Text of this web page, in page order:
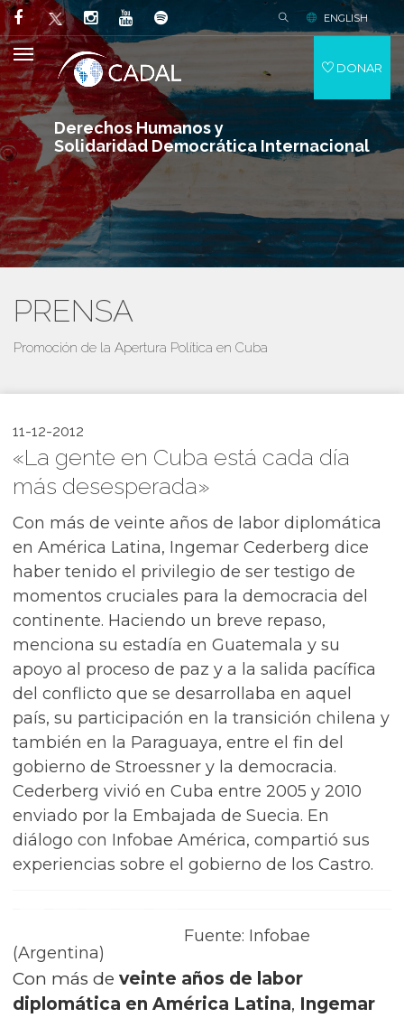
Derechos Humanos y
Solidaridad Democrática Internacional
ENGLISH
DONAR
PRENSA
Promoción de la Apertura Política en Cuba
11-12-2012
«La gente en Cuba está cada día
más desesperada»
Con más de veinte años de labor diplomática
en América Latina, Ingemar Cederberg dice
haber tenido el privilegio de ser testigo de
momentos cruciales para la democracia del
continente. Haciendo un breve repaso,
menciona su estadía en Guatemala y su
apoyo al proceso de paz y a la salida pacífica
del conflicto que se desarrollaba en aquel
país, su participación en la transición chilena y
también en la Paraguaya, entre el fin del
gobierno de Stroessner y la democracia.
Cederberg vivió en Cuba entre 2005 y 2010
enviado por la Embajada de Suecia. En
diálogo con Infobae América, compartió sus
experiencias sobre el gobierno de los Castro.
Fuente: Infobae
(Argentina)
Con más de veinte años de labor
diplomática en América Latina, Ingemar